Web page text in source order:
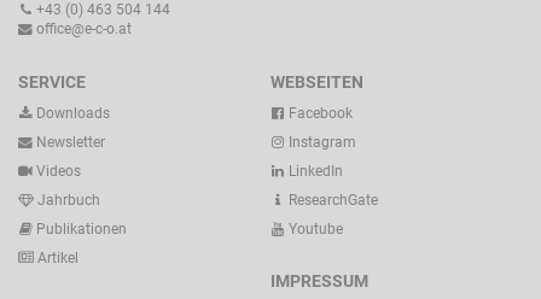
+43 (0) 463 504 144
office@e-c-o.at
SERVICE
Downloads
Newsletter
Videos
Jahrbuch
Publikationen
Artikel
WEBSEITEN
Facebook
Instagram
LinkedIn
ResearchGate
Youtube
IMPRESSUM